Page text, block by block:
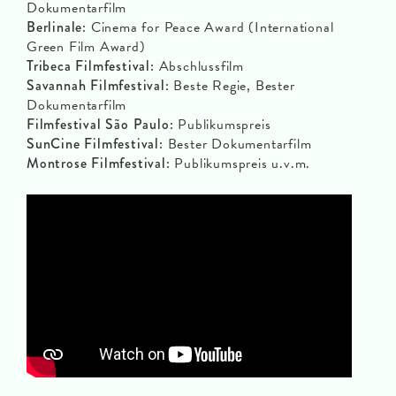
Dokumentarfilm
Berlinale: Cinema for Peace Award (International
Green Film Award)
Tribeca Filmfestival: Abschlussfilm
Savannah Filmfestival: Beste Regie, Bester
Dokumentarfilm
Filmfestival São Paulo: Publikumspreis
SunCine Filmfestival: Bester Dokumentarfilm
Montrose Filmfestival: Publikumspreis u.v.m.